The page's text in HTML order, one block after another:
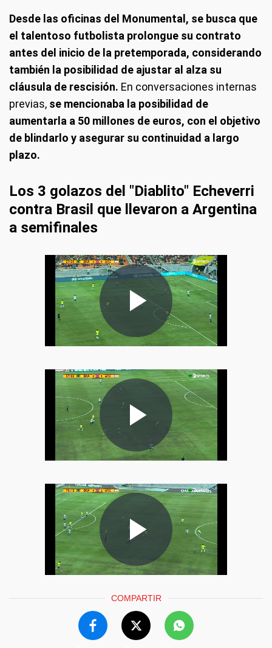
Desde las oficinas del Monumental, se busca que
el talentoso futbolista prolongue su contrato
antes del inicio de la pretemporada, considerando
también la posibilidad de ajustar al alza su
cláusula de rescisión. En conversaciones internas
previas, se mencionaba la posibilidad de
aumentarla a 50 millones de euros, con el objetivo
de blindarlo y asegurar su continuidad a largo
plazo.
Los 3 golazos del "Diablito" Echeverri
contra Brasil que llevaron a Argentina
a semifinales
COMPARTIR